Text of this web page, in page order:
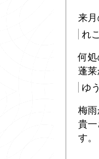
来
れ
何処
蓬莱
ゆう
梅雨
貴
す。